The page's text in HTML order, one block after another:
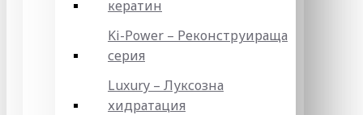
кератин
Ki-Power – Реконструираща
серия
Luxury – Луксозна
хидратация